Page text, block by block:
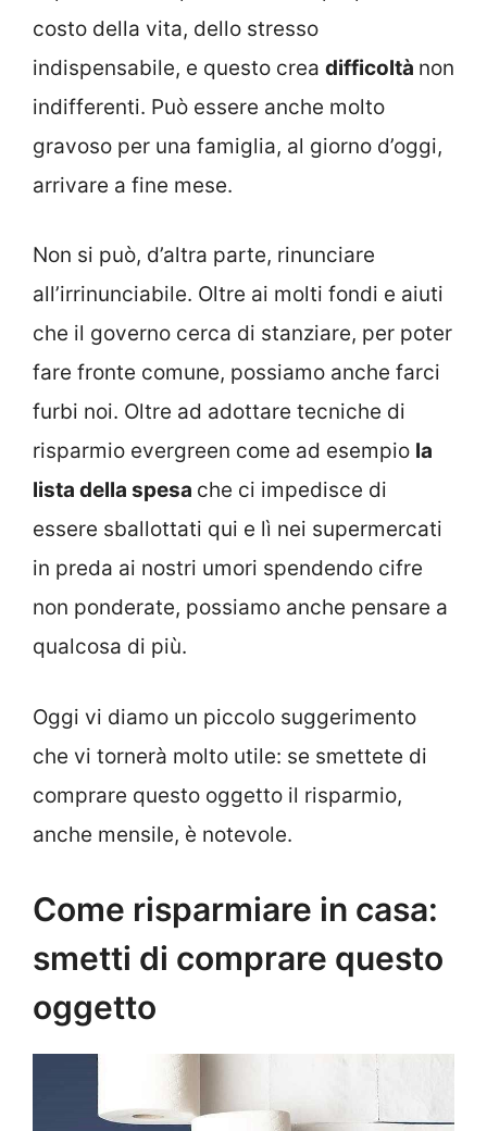
costo della vita, dello stresso
indispensabile, e questo crea difficoltà non
indifferenti. Può essere anche molto
gravoso per una famiglia, al giorno d’oggi,
arrivare a fine mese.
Non si può, d’altra parte, rinunciare
all’irrinunciabile. Oltre ai molti fondi e aiuti
che il governo cerca di stanziare, per poter
fare fronte comune, possiamo anche farci
furbi noi. Oltre ad adottare tecniche di
risparmio evergreen come ad esempio la
lista della spesa che ci impedisce di
essere sballottati qui e lì nei supermercati
in preda ai nostri umori spendendo cifre
non ponderate, possiamo anche pensare a
qualcosa di più.
Oggi vi diamo un piccolo suggerimento
che vi tornerà molto utile: se smettete di
comprare questo oggetto il risparmio,
anche mensile, è notevole.
Come risparmiare in casa:
smetti di comprare questo
oggetto